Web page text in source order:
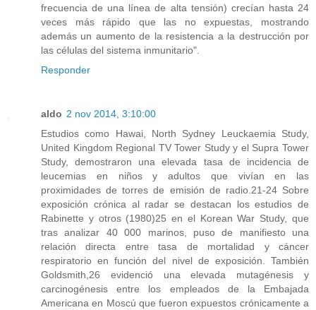
frecuencia de una línea de alta tensión) crecían hasta 24
veces más rápido que las no expuestas, mostrando
además un aumento de la resistencia a la destrucción por
las células del sistema inmunitario".
Responder
aldo 2 nov 2014, 3:10:00
Estudios como Hawai, North Sydney Leuckaemia Study,
United Kingdom Regional TV Tower Study y el Supra Tower
Study, demostraron una elevada tasa de incidencia de
leucemias en niños y adultos que vivían en las
proximidades de torres de emisión de radio.21-24 Sobre
exposición crónica al radar se destacan los estudios de
Rabinette y otros (1980)25 en el Korean War Study, que
tras analizar 40 000 marinos, puso de manifiesto una
relación directa entre tasa de mortalidad y cáncer
respiratorio en función del nivel de exposición. También
Goldsmith,26 evidenció una elevada mutagénesis y
carcinogénesis entre los empleados de la Embajada
Americana en Moscú que fueron expuestos crónicamente a